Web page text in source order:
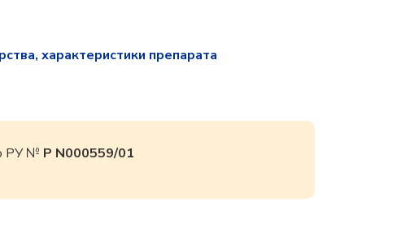
характеристики препарата
РУ № Р N000559/01